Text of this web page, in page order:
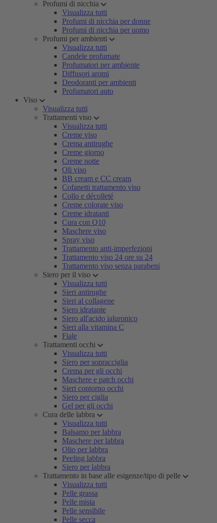
Profumi di nicchia
Visualizza tutti
Profumi di nicchia per donne
Profumi di nicchia per uomo
Profumi per ambienti
Visualizza tutti
Candele profumate
Profumatori per ambiente
Diffusori aromi
Deodoranti per ambienti
Profumatori auto
Viso
Visualizza tutti
Trattamenti viso
Visualizza tutti
Creme viso
Crema antirughe
Creme giorno
Creme notte
Oli viso
BB cream e CC cream
Cofanetti trattamento viso
Collo e décolleté
Creme colorate viso
Creme idratanti
Cura con Q10
Maschere viso
Spray viso
Trattamento anti-imperfezioni
Trattamento viso 24 ore su 24
Trattamento viso senza parabeni
Siero per il viso
Visualizza tutti
Sieri antirughe
Sieri al collagene
Siero idratante
Siero all'acido ialuronico
Sieri alla vitamina C
Fiale
Trattamenti occhi
Visualizza tutti
Siero per sopracciglia
Crema per gli occhi
Maschere e patch occhi
Sieri contorno occhi
Siero per ciglia
Gel per gli occhi
Cura delle labbra
Visualizza tutti
Balsamo per labbra
Maschere per labbra
Olio per labbra
Peeling labbra
Siero per labbra
Trattamento in base alle esigenze/tipo di pelle
Visualizza tutti
Pelle grassa
Pelle mista
Pelle sensibile
Pelle secca